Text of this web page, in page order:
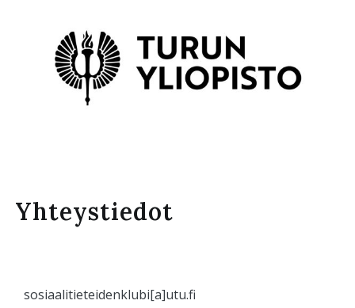
Yhteystiedot
sosiaalitieteidenklubi[a]utu.fi